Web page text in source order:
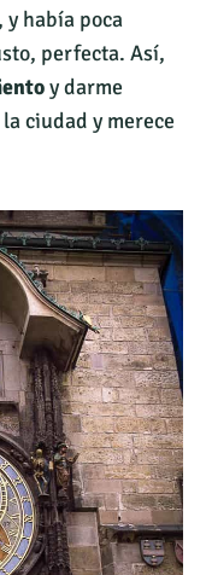
había poca
perfecta. Así,
y darme
ciudad y merece